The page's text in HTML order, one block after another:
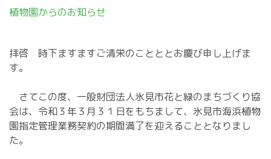
植物園からのお知らせ
拝啓 時下ますますご清栄のことととお慶び申し上げま
す。
さてこの度、一般財団法人氷見市花と緑のまちづくり協
会は、令和３年３月３１日をもちまして、氷見市海浜植物
園指定管理業務契約の期間満了を迎えることとなりまし
た。